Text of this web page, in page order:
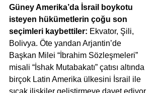
Güney Amerika’da İsrail boykotu
isteyen hükümetlerin çoğu son
seçimleri kaybettiler: Ekvator, Şili,
Bolivya. Öte yandan Arjantin’de
Başkan Milei “İbrahim Sözleşmeleri”
misali “İshak Mutabakatı” çatısı altında
birçok Latin Amerika ülkesini İsrail ile
sıcak ilişkiler geliştirmeye davet ediyor.